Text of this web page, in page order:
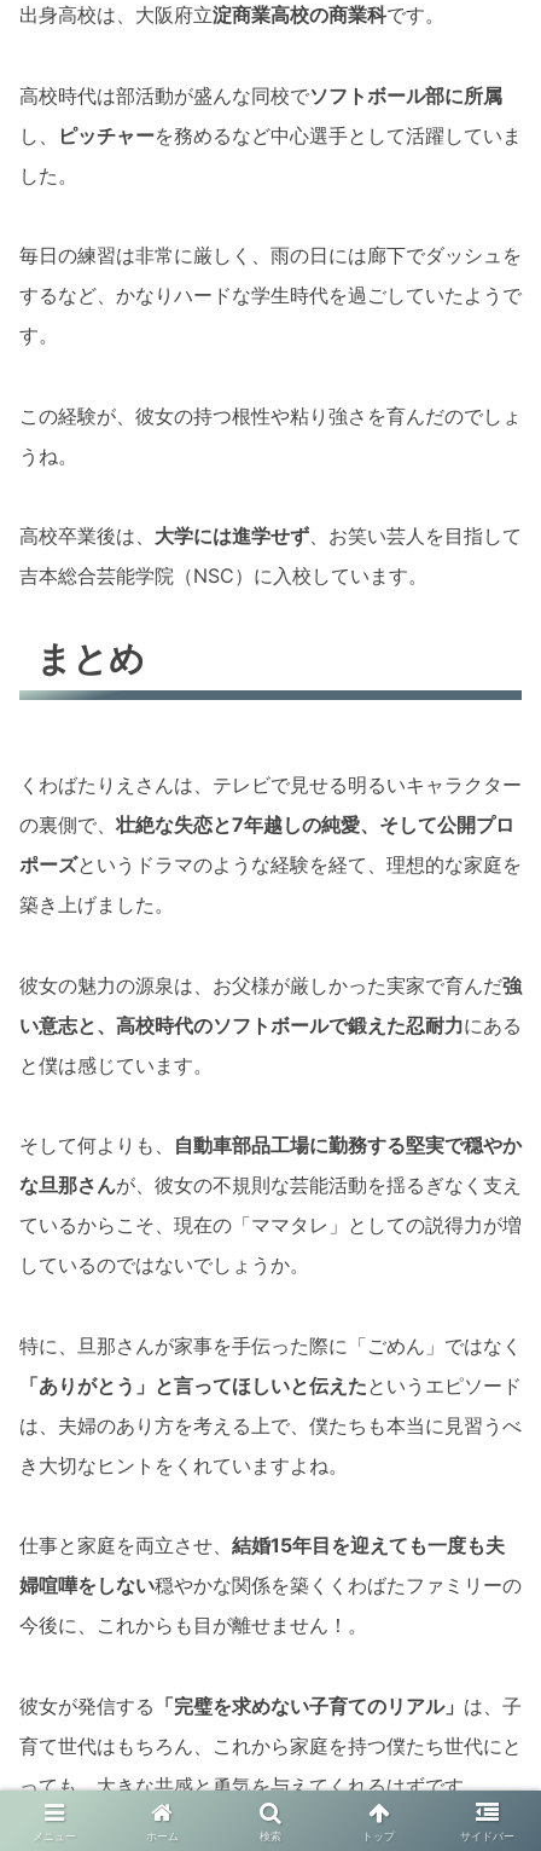
出身高校は、大阪府立淀商業高校の商業科です。
高校時代は部活動が盛んな同校でソフトボール部に所属
し、
ピッチャーを務めるなど中心選手として活躍していま
した。
毎日の練習は非常に厳しく、雨の日には廊下でダッシュを
するなど、かなりハードな学生時代を過ごしていたようで
す。
この経験が、彼女の持つ根性や粘り強さを育んだのでしょ
うね。
高校卒業後は、 大学には進学せず、お笑い芸人を目指して
吉本総合芸能学院（NSC）に入校しています。
まとめ
くわばたりえさんは、テレビで見せる明るいキャラクター
の裏側で、壮絶な失恋と7年越しの純愛、そして公開プロ
ポーズというドラマのような経験を経て、理想的な家庭を
築き上げました。
彼女の魅力の源泉は、お父様が厳しかった実家で育んだ強
い意志と、高校時代のソフトボールで鍛えた忍耐力にある
と僕は感じています。
そして何よりも、 自動車部品工場に勤務する堅実で穏やか
な旦那さんが、彼女の不規則な芸能活動を揺るぎなく支え
ているからこそ、現在の「ママタレ」としての説得力が増
しているのではないでしょうか。
特に、旦那さんが家事を手伝った際に「ごめん」ではなく
「ありがとう」と言ってほしいと伝えたというエピソード
は、夫婦のあり方を考える上で、僕たちも本当に見習うべ
き大切なヒントをくれていますよね。
仕事と家庭を両立させ、 結婚15年目を迎えても一度も夫
婦喧嘩をしない穏やかな関係を築くくわばたファミリーの
今後に、これからも目が離せません！。
彼女が発信する 「完璧を求めない子育てのリアル」 は、子
育て世代はもちろん、これから家庭を持つ僕たち世代にと
っても、大きな共感と勇気を与えてくれるはずです。
メニュー ホーム 検索 トップ サイドバー